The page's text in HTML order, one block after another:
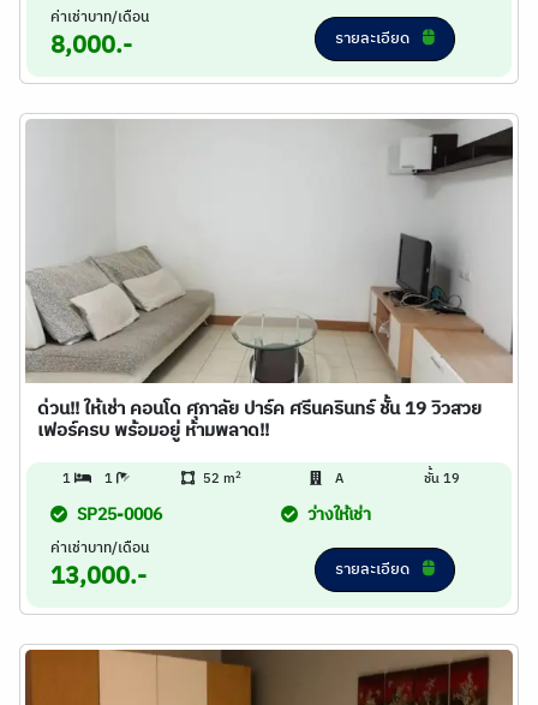
ค่าเช่าบาท/เดือน
8,000.- รายละเอียด
ด่วน!! ให้เช่า คอนโด ศุภาลัย ปาร์ค ศรีนครินทร์ ชั้น 19 วิวสวย
เฟอร์ครบ พร้อมอยู่ ห้ามพลาด!!
1 1 52 m2 A ชั้น 19
SP25-0006 ว่างให้เช่า
ค่าเช่าบาท/เดือน
13,000.- รายละเอียด